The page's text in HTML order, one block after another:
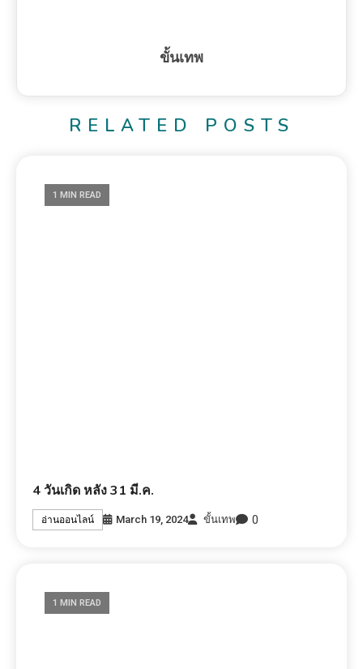
ขั้นเทพ
RELATED POSTS
1 MIN READ
4 วันเกิด หลัง 31 มี.ค.
อ่านออนไลน์ March 19, 2024 ขั้นเทพ 0
1 MIN READ